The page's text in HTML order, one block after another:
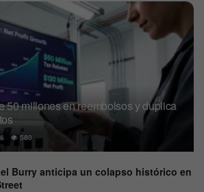
50 millones en reembolsos y duplica
580
Burry anticipa un colapso histórico en